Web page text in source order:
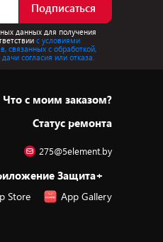
Подписаться
данных для получения
с условиями
связанных с обработкой,
согласия или отказа.
Что с моим заказом?
Статус ремонта
275@5element.by
Защита+
Store App Gallery